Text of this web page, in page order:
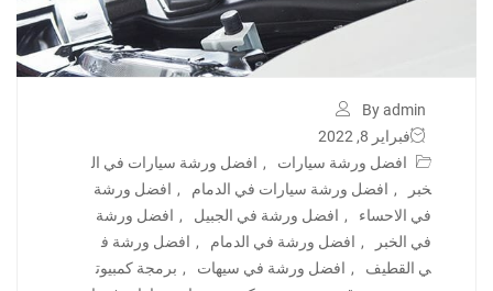
By admin
فبراير 8, 2022
افضل ورشة سيارات
, افضل ورشة سيارات في ال
خبر
, افضل ورشة سيارات في الدمام , افضل ورشة
في الاحساء
, افضل ورشة في الجبيل , افضل ورشة
في الخبر
, افضل ورشة في الدمام , افضل ورشة ف
ي القطيف
, افضل ورشة في سيهات , برمجة كمبيوت